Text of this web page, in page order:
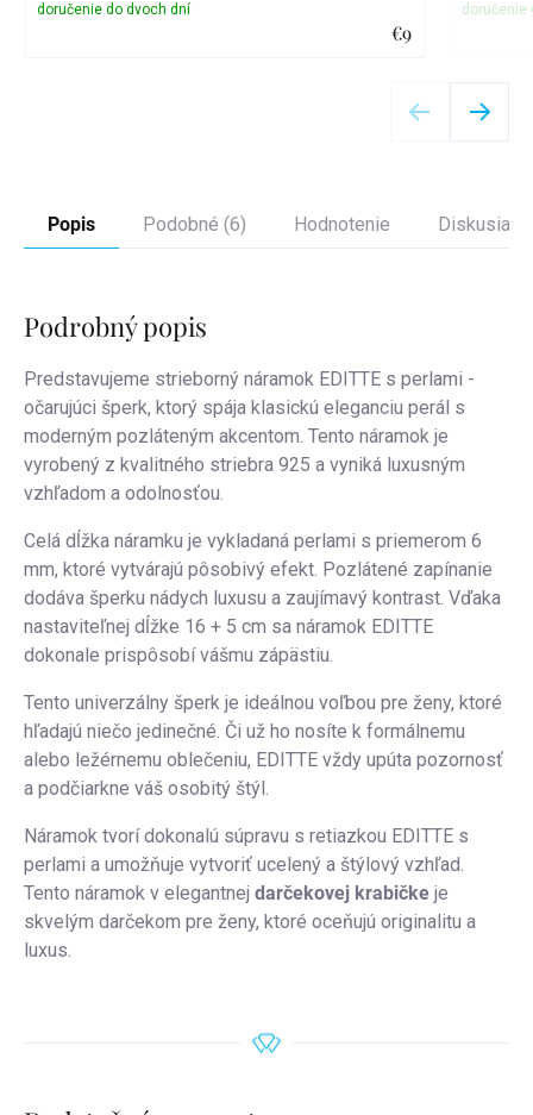
€9
Popis Podobné (6) Hodnotenie Diskusia
Podrobný popis
Predstavujeme strieborný náramok EDITTE s perlami -
očarujúci šperk, ktorý spája klasickú eleganciu perál s
moderným pozláteným akcentom. Tento náramok je
vyrobený z kvalitného striebra 925 a vyniká luxusným
vzhľadom a odolnosťou.
Celá dĺžka náramku je vykladaná perlami s priemerom 6
mm, ktoré vytvárajú pôsobivý efekt. Pozlátené zapínanie
dodáva šperku nádych luxusu a zaujímavý kontrast. Vďaka
nastaviteľnej dĺžke 16 + 5 cm sa náramok EDITTE
dokonale prispôsobí vášmu zápästiu.
Tento univerzálny šperk je ideálnou voľbou pre ženy, ktoré
hľadajú niečo jedinečné. Či už ho nosíte k formálnemu
alebo ležérnemu oblečeniu, EDITTE vždy upúta pozornosť
a podčiarkne váš osobitý štýl.
Náramok tvorí dokonalú súpravu s retiazkou EDITTE s
perlami a umožňuje vytvoriť ucelený a štýlový vzhľad.
Tento náramok v elegantnej darčekovej krabičke je
skvelým darčekom pre ženy, ktoré oceňujú originalitu a
luxus.